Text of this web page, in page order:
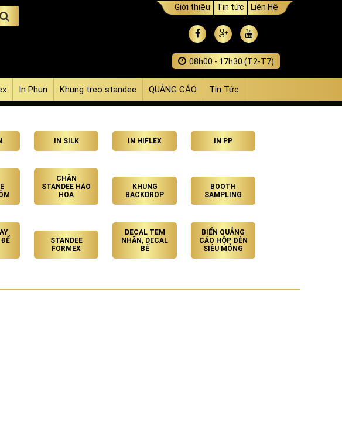
Giới thiệu Tin tức Liên Hệ
08h00 - 17h30 (T2-T7)
In Phun Khung treo standee QUẢNG CÁO Tin Tức
IN SILK IN HIFLEX IN PP
CHÂN
STANDEE HÀO
HOA
KHUNG
BACKDROP
BOOTH
SAMPLING
ĐỂ
STANDEE
FORMEX
DECAL TEM
NHÃN, DECAL
BẾ
BIỂN QUẢNG
CÁO HỘP ĐÈN
SIÊU MỎNG